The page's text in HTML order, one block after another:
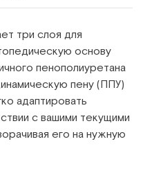
три слоя для
основу
пенополиуретана
пену (ППУ)
адаптировать
с вашими текущими
его на нужную